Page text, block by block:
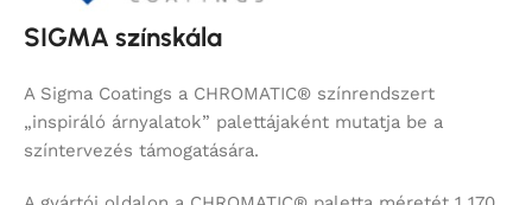
SIGMA színskála
A Sigma Coatings a CHROMATIC® színrendszert
„inspiráló árnyalatok” palettájaként mutatja be a
színtervezés támogatására.